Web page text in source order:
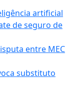
artificial
de seguro de
entre MEC
substituto